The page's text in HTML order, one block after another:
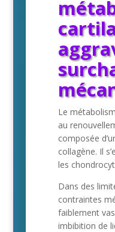
Le
au
composée
collagène. Il
les
Dans des
contraintes
faiblement
imbibition de